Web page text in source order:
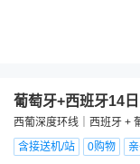
葡萄牙+西班牙14
西葡深度环线｜西班牙 +
含接送机/站
0购物